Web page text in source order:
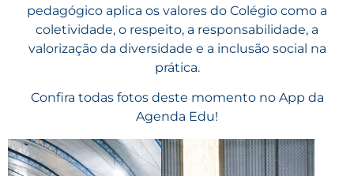
pedagógico aplica os valores do Colégio como a
coletividade, o respeito, a responsabilidade, a
valorização da diversidade e a inclusão social na
prática.
Confira todas fotos deste momento no App da
Agenda Edu!